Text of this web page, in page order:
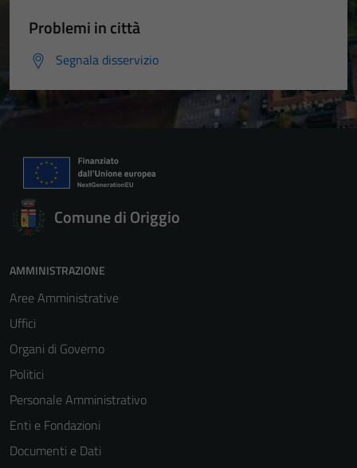
Problemi in città
Segnala disservizio
Comune di Origgio
AMMINISTRAZIONE
Aree Amministrative
Uffici
Organi di Governo
Politici
Personale Amministrativo
Enti e Fondazioni
Documenti e Dati